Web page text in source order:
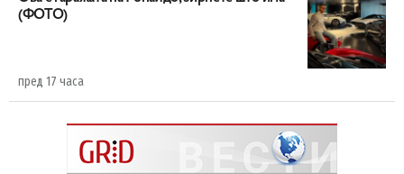
(ФОТО)
пред 17 часа